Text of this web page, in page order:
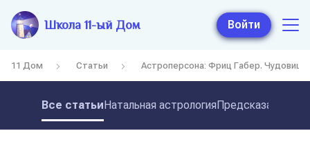
Школа 11-ый Дом Войти
11 Дом Статьи Астроперсона: Фриц Габер.
Все статьиНатальная астрология